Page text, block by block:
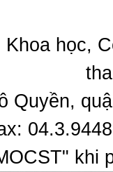
Khoa học,
Quyền,
khi